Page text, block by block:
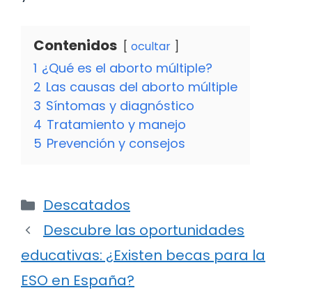
Contenidos ocultar
1 ¿Qué es el aborto múltiple?
2 Las causas del aborto múltiple
3 Síntomas y diagnóstico
4 Tratamiento y manejo
5 Prevención y consejos
Categorías
Descatados
Descubre las oportunidades
educativas: ¿Existen becas para la
ESO en España?